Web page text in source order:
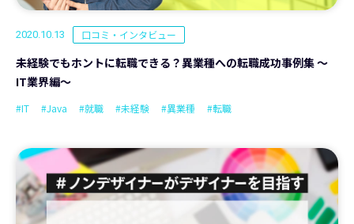
2020.10.13 口コミ・インタビュー
未経験でもホントに転職できる？異業種への転職成功事例集 ～
IT業界編～
#IT #Java #就職 #未経験 #異業種 #転職